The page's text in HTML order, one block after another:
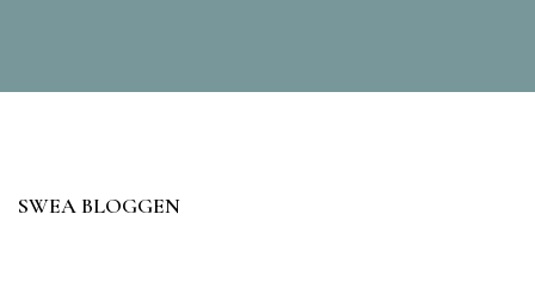
SWEA BLOGGEN